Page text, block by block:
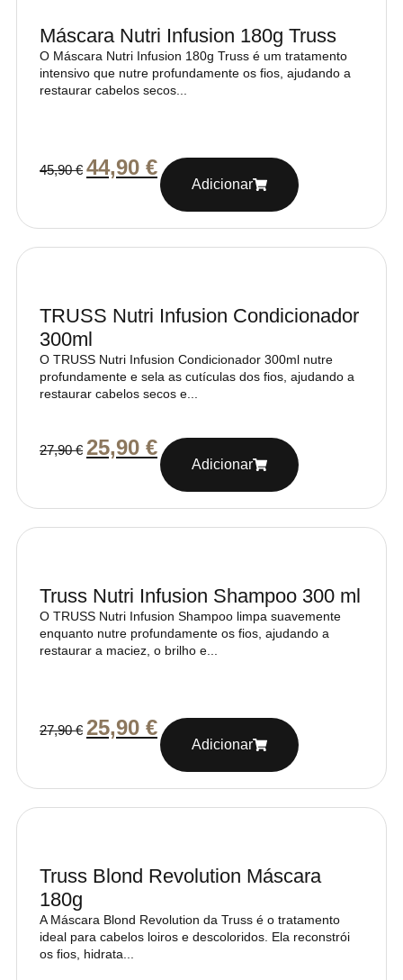
Máscara Nutri Infusion 180g Truss
O Máscara Nutri Infusion 180g Truss é um tratamento
intensivo que nutre profundamente os fios, ajudando a
restaurar cabelos secos...
45,90€ 44,90 €
Adicionar
TRUSS Nutri Infusion Condicionador
300ml
O TRUSS Nutri Infusion Condicionador 300ml nutre
profundamente e sela as cutículas dos fios, ajudando a
restaurar cabelos secos e...
27,90€ 25,90 €
Adicionar
Truss Nutri Infusion Shampoo 300 ml
O TRUSS Nutri Infusion Shampoo limpa suavemente
enquanto nutre profundamente os fios, ajudando a
restaurar a maciez, o brilho e...
27,90€ 25,90 €
Adicionar
Truss Blond Revolution Máscara
180g
A Máscara Blond Revolution da Truss é o tratamento
ideal para cabelos loiros e descoloridos. Ela reconstrói
os fios, hidrata...